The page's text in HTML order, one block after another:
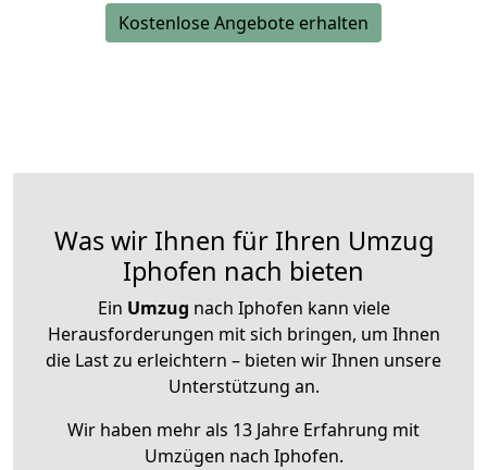
Kostenlose Angebote erhalten
Was wir Ihnen für Ihren Umzug
Iphofen nach bieten
Ein Umzug nach Iphofen kann viele
Herausforderungen mit sich bringen, um Ihnen
die Last zu erleichtern – bieten wir Ihnen unsere
Unterstützung an.
Wir haben mehr als 13 Jahre Erfahrung mit
Umzügen nach Iphofen.